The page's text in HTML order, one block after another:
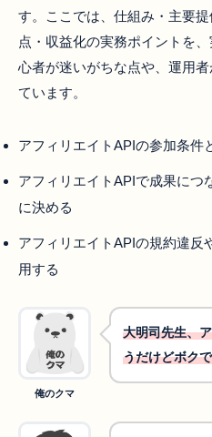
す。ここでは、仕組み・主要
点・収益化の実務ポイントを
心者が迷いがちな点や、運用
ています。
アフィリエイトAPIの参加条件
アフィリエイトAPIで成果につ
に決める
アフィリエイトAPIの規約違反
用する
俺のクマ
大明司先生、
うだけどボク